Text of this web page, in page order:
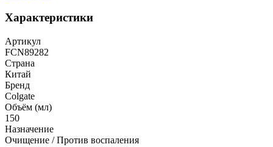
Характеристики
Артикул
FCN89282
Страна
Китай
Бренд
Colgate
Объём (мл)
150
Назначение
Очищение / Против воспаления